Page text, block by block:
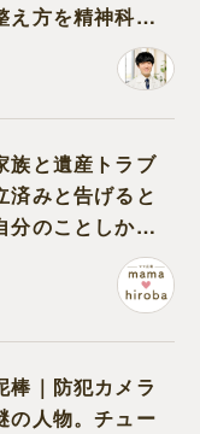
え方を精神科医
族と遺産トラブ
済みと告げると
分のことしか考
棒｜防犯カメラ
の人物。チュー